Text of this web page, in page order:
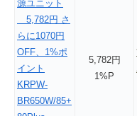
5,782円
1%P